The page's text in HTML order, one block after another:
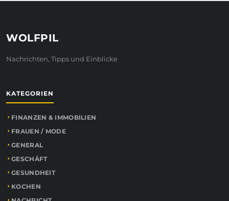
WOLFPIL
Nachrichten, Tipps und Einblicke
KATEGORIEN
FINANZEN & IMMOBILIEN
FRAUEN / MODE
GENERAL
GESCHÄFT
GESUNDHEIT
KOCHEN